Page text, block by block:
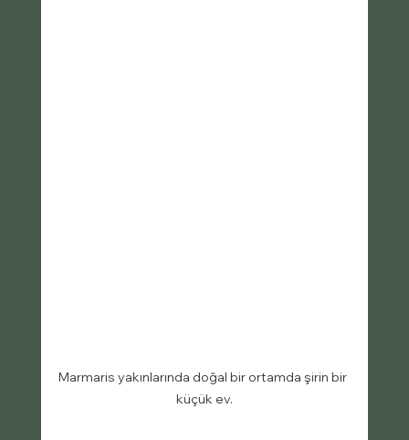
Marmaris yakınlarında doğal bir ortamda şirin bir
küçük ev.